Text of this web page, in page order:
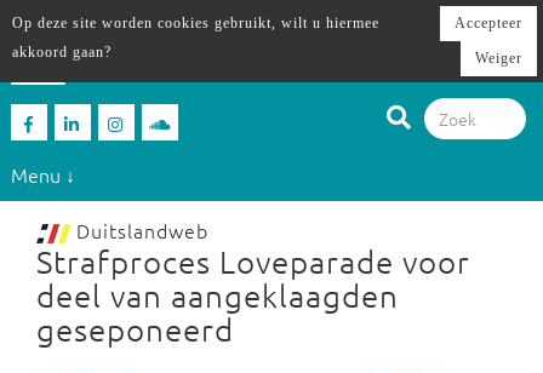
Menu ↓
Duitslandweb
Strafproces Loveparade voor
deel van aangeklaagden
geseponeerd
Op deze site worden cookies gebruikt, wilt u hiermee
akkoord gaan?
Accepteer
Weiger